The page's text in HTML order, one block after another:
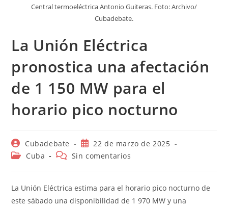
Central termoeléctrica Antonio Guiteras. Foto: Archivo/
Cubadebate.
La Unión Eléctrica
pronostica una afectación
de 1 150 MW para el
horario pico nocturno
Autor
de
la
Cubadebate
Publicación
de
22 de marzo de 2025
Categoría
entrada:
Cuba
Comentarios
entrada:
Sin comentarios
La Unión Eléctrica estima para el horario pico nocturno de
este sábado una disponibilidad de 1 970 MW y una